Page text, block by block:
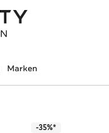
Marken
-35%*